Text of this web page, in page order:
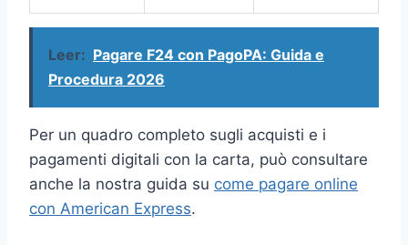
Leer: Pagare F24 con PagoPA: Guida e
Procedura 2026
Per un quadro completo sugli acquisti e i
pagamenti digitali con la carta, può consultare
anche la nostra guida su come pagare online
con American Express.